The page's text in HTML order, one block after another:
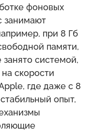
фоновых
занимают
при 8 Гб
памяти,
системой,
скорости
где даже с 8
опыт,